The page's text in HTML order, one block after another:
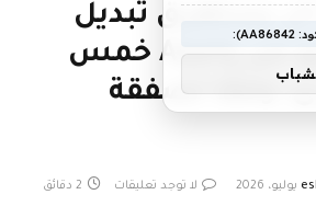
أن يستغرق تبديل
رقائق الراديو من Apple خمس
وفقًا لصفقة
لا توجد تعليقات 2 دقائق